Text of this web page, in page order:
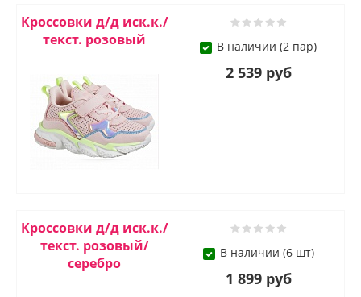
Кроссовки д/д иск.к./
текст. розовый
В наличии (2 пар)
2 539 руб
Кроссовки д/д иск.к./
текст. розовый/
серебро
В наличии (6 шт)
1 899 руб